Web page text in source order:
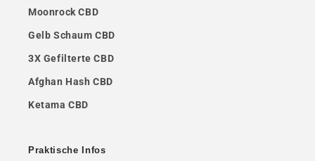
Moonrock CBD
Gelb Schaum CBD
3X Gefilterte CBD
Afghan Hash CBD
Ketama CBD
Praktische Infos